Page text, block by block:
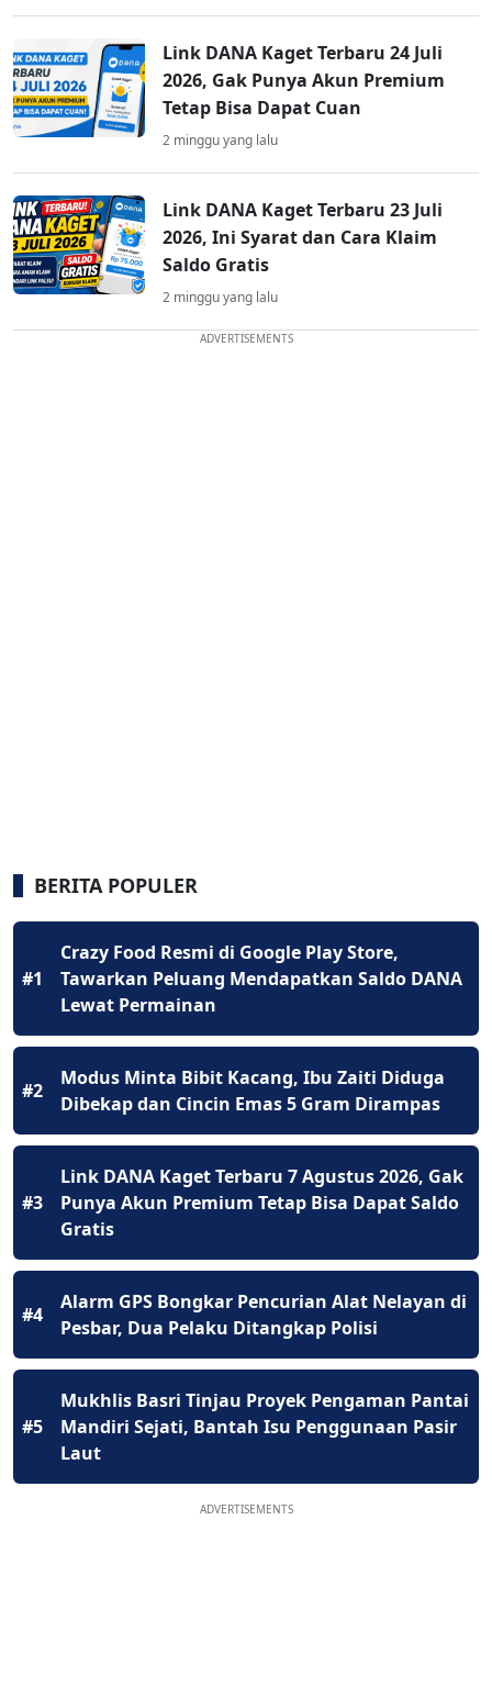
Link DANA Kaget Terbaru 24 Juli
2026, Gak Punya Akun Premium
Tetap Bisa Dapat Cuan
2 minggu yang lalu
Link DANA Kaget Terbaru 23 Juli
2026, Ini Syarat dan Cara Klaim
Saldo Gratis
2 minggu yang lalu
ADVERTISEMENTS
BERITA POPULER
#1
Crazy Food Resmi di Google Play Store,
Tawarkan Peluang Mendapatkan Saldo DANA
Lewat Permainan
#2
Modus Minta Bibit Kacang, Ibu Zaiti Diduga
Dibekap dan Cincin Emas 5 Gram Dirampas
#3
Link DANA Kaget Terbaru 7 Agustus 2026, Gak
Punya Akun Premium Tetap Bisa Dapat Saldo
Gratis
#4
Alarm GPS Bongkar Pencurian Alat Nelayan di
Pesbar, Dua Pelaku Ditangkap Polisi
#5
Mukhlis Basri Tinjau Proyek Pengaman Pantai
Mandiri Sejati, Bantah Isu Penggunaan Pasir
Laut
ADVERTISEMENTS